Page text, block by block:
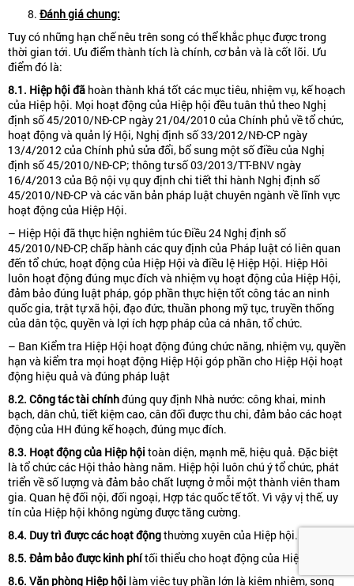
Đánh giá chung:
Tuy có những hạn chế nêu trên song có thể khắc phục được trong
thời gian tới. Ưu điểm thành tích là chính, cơ bản và là cốt lõi. Ưu
điểm đó là:
8.1. Hiệp hội đã hoàn thành khá tốt các mục tiêu, nhiệm vụ, kế hoạch
của Hiệp hội. Mọi hoạt động của Hiệp hội đều tuân thủ theo Nghị
định số 45/2010/NĐ-CP ngày 21/04/2010 của Chính phủ về tổ chức,
hoạt động và quản lý Hội, Nghị định số 33/2012/NĐ-CP ngày
13/4/2012 của Chính phủ sửa đổi, bổ sung một số điều của Nghị
định số 45/2010/NĐ-CP; thông tư số 03/2013/TT-BNV ngày
16/4/2013 của Bộ nội vụ quy định chi tiết thi hành Nghị định số
45/2010/NĐ-CP và các văn bản pháp luật chuyên ngành về lĩnh vực
hoạt động của Hiệp Hội.
– Hiệp Hội đã thực hiện nghiêm túc Điều 24 Nghị định số
45/2010/NĐ-CP, chấp hành các quy định của Pháp luật có liên quan
đến tổ chức, hoạt động của Hiệp Hội và điều lệ Hiệp Hội. Hiệp Hôi
luôn hoạt động đúng mục đích và nhiệm vụ hoạt động của Hiệp Hội,
đảm bảo đúng luật pháp, góp phần thực hiện tốt công tác an ninh
quốc gia, trật tự xã hội, đạo đức, thuần phong mỹ tục, truyền thống
của dân tộc, quyền và lợi ích hợp pháp của cá nhân, tổ chức.
– Ban Kiểm tra Hiệp Hội hoạt động đúng chức năng, nhiệm vụ, quyền
hạn và kiểm tra mọi hoạt động Hiệp Hội góp phần cho Hiệp Hội hoạt
động hiệu quả và đúng pháp luật
8.2. Công tác tài chínhđúng quy định Nhà nước: công khai, minh
bạch, dân chủ, tiết kiệm cao, cân đối được thu chi, đảm bảo các hoạt
động của HH đúng kế hoạch, đúng mục đích.
8.3. Hoạtđộngcủa Hiệp hội toàn diện, mạnh mẽ, hiệu quả. Đặc biệt
là tổ chức các Hội thảo hàng năm. Hiệp hội luôn chú ý tổ chức, phát
triển về số lượng và đảm bảo chất lượng ở mỗi một thành viên tham
gia. Quan hệ đối nội, đối ngoại, Hợp tác quốc tế tốt. Vì vậy vị thế, uy
tín của Hiệp hội không ngừng được tăng cường.
8.4. Duy trì được các hoạtđộngthường xuyên của Hiệp hội.
8.5. Đảm bảođượckinh phítối thiểu cho hoạt động của Hiệp hội
8.6. Văn phòng Hiệp hội làm việc tuy phần lớn là kiêm nhiệm, song